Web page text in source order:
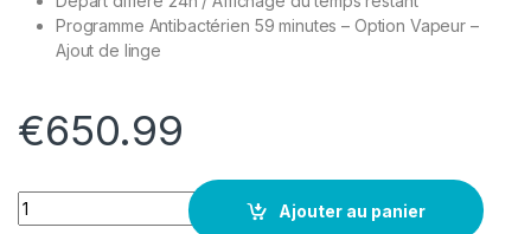
Programme Antibactérien 59 minutes – Option Vapeur –
Ajout de linge
€650.99
Quantity
Ajouter au panier